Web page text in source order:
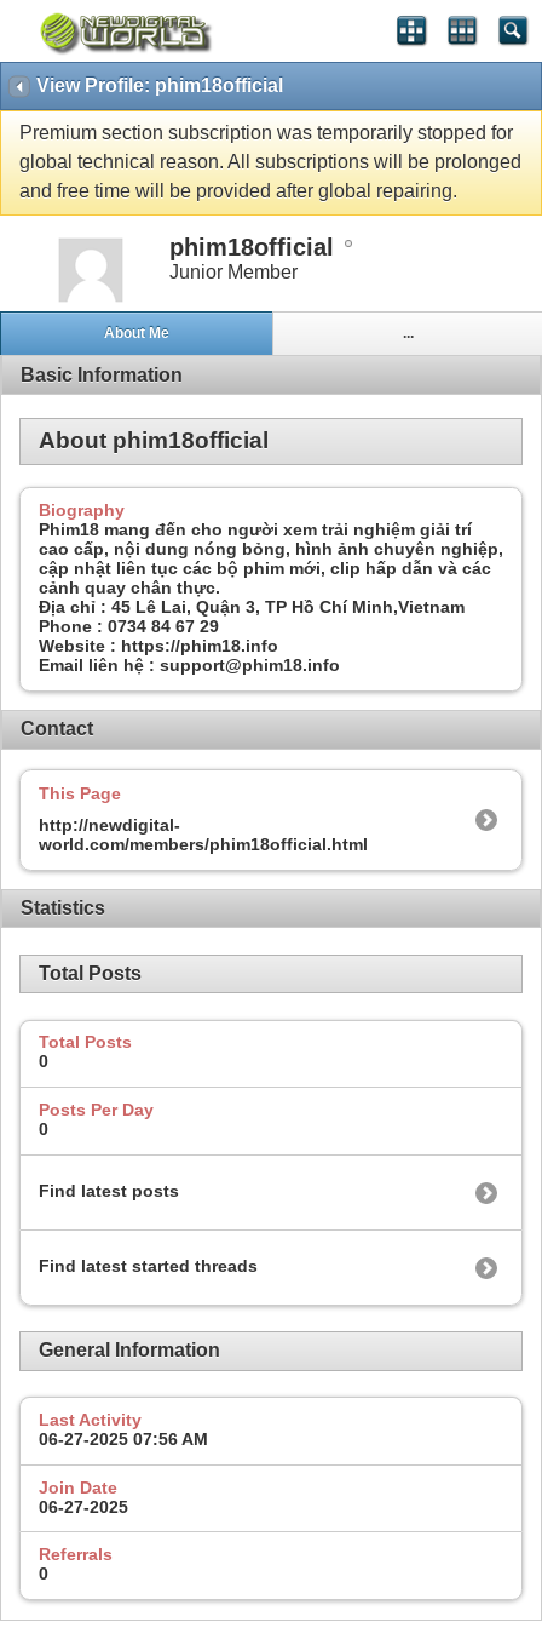
View Profile: phim18official
Premium section subscription was temporarily stopped for
global technical reason. All subscriptions will be prolonged
and free time will be provided after global repairing.
phim18official
Junior Member
About Me ...
Basic Information
About phim18official
Biography
Phim18 mang đến cho người xem trải nghiệm giải trí
cao cấp, nội dung nóng bỏng, hình ảnh chuyên nghiệp,
cập nhật liên tục các bộ phim mới, clip hấp dẫn và các
cảnh quay chân thực.
Địa chỉ : 45 Lê Lai, Quận 3, TP Hồ Chí Minh,Vietnam
Phone : 0734 84 67 29
Website : https://phim18.info
Email liên hệ : support@phim18.info
Contact
This Page
http://newdigital-
world.com/members/phim18official.html
Statistics
Total Posts
Total Posts
0
Posts Per Day
0
Find latest posts
Find latest started threads
General Information
Last Activity
06-27-2025 07:56 AM
Join Date
06-27-2025
Referrals
0